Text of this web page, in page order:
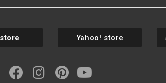
store Yahoo! store